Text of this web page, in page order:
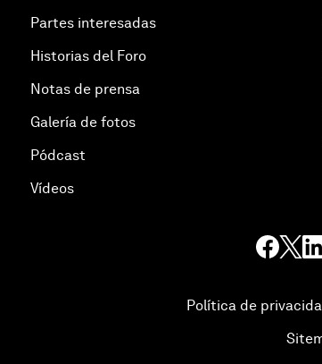
Partes interesadas
Historias del Foro
Notas de prensa
Galería de fotos
Pódcast
Vídeos
Política de